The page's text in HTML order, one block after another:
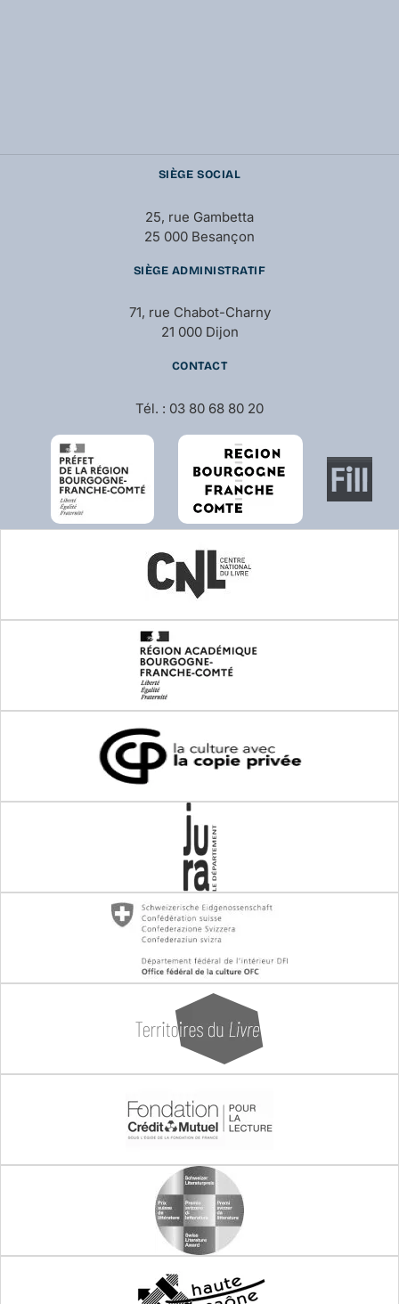
SIÈGE SOCIAL
25, rue Gambetta
25 000 Besançon
SIÈGE ADMINISTRATIF
71, rue Chabot-Charny
21 000 Dijon
CONTACT
Tél. : 03 80 68 80 20